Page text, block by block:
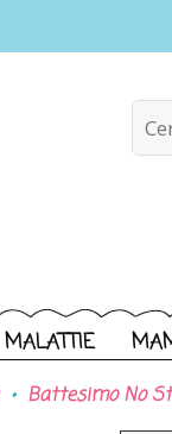
MALATTIE
Battesimo No